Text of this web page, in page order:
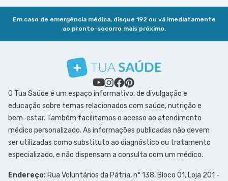
Em caso de emergência médica, disque 192 ou vá imediatamente
ao pronto-socorro mais próximo.
O Tua Saúde é um espaço informativo, de divulgação e
educação sobre temas relacionados com saúde, nutrição e
bem-estar. Também facilitamos o acesso ao atendimento
médico personalizado. As informações publicadas não devem
ser utilizadas como substituto ao diagnóstico ou tratamento
especializado, e não dispensam a consulta com um médico.
Endereço: Rua Voluntários da Pátria, n° 138, Bloco 01, Loja 201 -